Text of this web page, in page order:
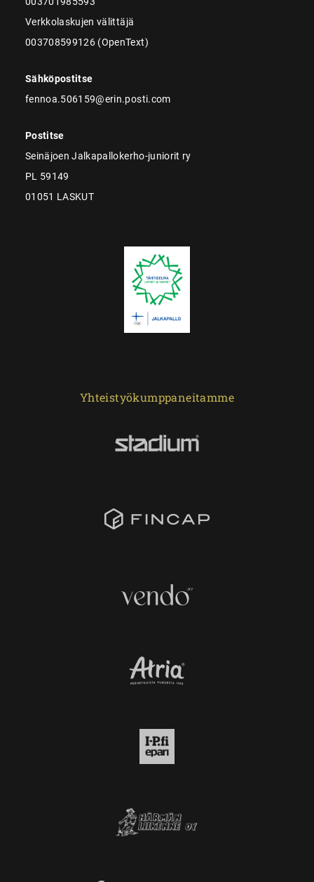
Verkkolaskujen välittäjä
003708599126 (OpenText)
Sähköpostitse
fennoa.506159@erin.posti.com
Postitse
Seinäjoen Jalkapallokerho-juniorit ry
PL 59149
01051 LASKUT
Yhteistyökumppaneitamme